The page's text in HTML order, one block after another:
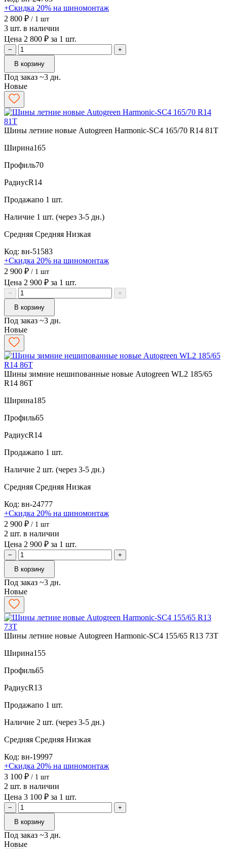
+Скидка 20% на шиномонтаж
2 800 ₽ / 1 шт
3 шт. в наличии
Цена 2 800 ₽ за 1 шт.
−
+
В корзину
Под заказ ~3 дн.
Новые
Шины летние новые Autogreen Harmonic-SC4 165/70 R14 81T
Ширина165
Профиль70
РадиусR14
Продажапо 1 шт.
Наличие 1 шт. (через 3-5 дн.)
Средняя Средняя Низкая
Код: вн-51583
+Скидка 20% на шиномонтаж
2 900 ₽ / 1 шт
Цена 2 900 ₽ за 1 шт.
−
+
В корзину
Под заказ ~3 дн.
Новые
Шины зимние нешипованные новые Autogreen WL2 185/65
R14 86T
Ширина185
Профиль65
РадиусR14
Продажапо 1 шт.
Наличие 2 шт. (через 3-5 дн.)
Средняя Средняя Низкая
Код: вн-24777
+Скидка 20% на шиномонтаж
2 900 ₽ / 1 шт
2 шт. в наличии
Цена 2 900 ₽ за 1 шт.
−
+
В корзину
Под заказ ~3 дн.
Новые
Шины летние новые Autogreen Harmonic-SC4 155/65 R13 73T
Ширина155
Профиль65
РадиусR13
Продажапо 1 шт.
Наличие 2 шт. (через 3-5 дн.)
Средняя Средняя Низкая
Код: вн-19997
+Скидка 20% на шиномонтаж
3 100 ₽ / 1 шт
2 шт. в наличии
Цена 3 100 ₽ за 1 шт.
−
+
В корзину
Под заказ ~3 дн.
Новые